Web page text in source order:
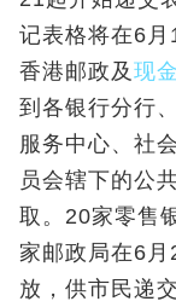
记表格将在6月
香港邮政及 现
到各银行分行
服务中心、社
员会辖下的公
取。20家零售
家邮政局在6
放，供市民递